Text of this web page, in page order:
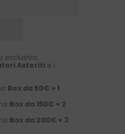
esclusiva:
Asteriti e i
Box da 50€ + 1
Box da 150€ + 2
Box da 200€ + 3